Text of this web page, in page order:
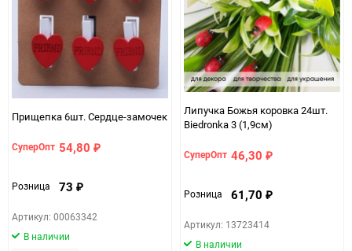
Прищепка 6шт. Сердце-замочек
СуперОпт 54,80 ₽
Розница 73 ₽
Артикул: 00063342
В наличии
Липучка Божья коровка 24шт.
Biedronka 3 (1,9см)
СуперОпт 46,30 ₽
Розница 61,70 ₽
Артикул: 13723414
В наличии